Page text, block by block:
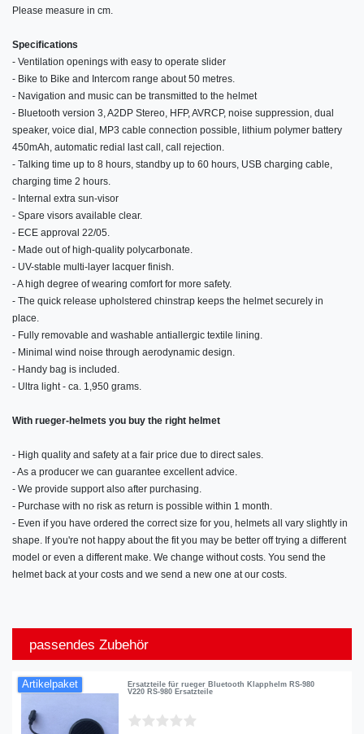
Please measure in cm.
Specifications
- Ventilation openings with easy to operate slider
- Bike to Bike and Intercom range about 50 metres.
- Navigation and music can be transmitted to the helmet
- Bluetooth version 3, A2DP Stereo, HFP, AVRCP, noise suppression, dual
speaker, voice dial, MP3 cable connection possible, lithium polymer battery
450mAh, automatic redial last call, call rejection.
- Talking time up to 8 hours, standby up to 60 hours, USB charging cable,
charging time 2 hours.
- Internal extra sun-visor
- Spare visors available clear.
- ECE approval 22/05.
- Made out of high-quality polycarbonate.
- UV-stable multi-layer lacquer finish.
- A high degree of wearing comfort for more safety.
- The quick release upholstered chinstrap keeps the helmet securely in
place.
- Fully removable and washable antiallergic textile lining.
- Minimal wind noise through aerodynamic design.
- Handy bag is included.
- Ultra light - ca. 1,950 grams.
With rueger-helmets you buy the right helmet
- High quality and safety at a fair price due to direct sales.
- As a producer we can guarantee excellent advice.
- We provide support also after purchasing.
- Purchase with no risk as return is possible within 1 month.
- Even if you have ordered the correct size for you, helmets all vary slightly in
shape. If you're not happy about the fit you may be better off trying a different
model or even a different make. We change without costs. You send the
helmet back at your costs and we send a new one at our costs.
passendes Zubehör
Artikelpaket
Ersatzteile für rueger Bluetooth Klapphelm RS-980
V220 RS-980 Ersatzteile